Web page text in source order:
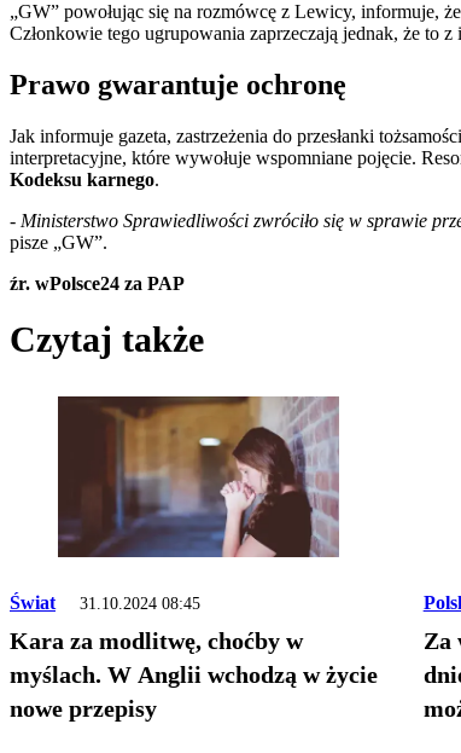
„GW” powołując się na rozmówcę z Lewicy, informuje,
Członkowie tego ugrupowania zaprzeczają jednak, że to
Prawo gwarantuje ochronę
Jak informuje gazeta, zastrzeżenia do przesłanki
interpretacyjne, które wywołuje wspomniane pojęcie.
Kodeksu karnego.
- Ministerstwo Sprawiedliwości zwróciło się w sprawie
pisze „GW”.
źr. wPolsce24 za PAP
Czytaj także
Świat 31.10.2024 08:45
Kara za modlitwę, choćby w
myślach. W Anglii wchodzą w życie
nowe przepisy
Za